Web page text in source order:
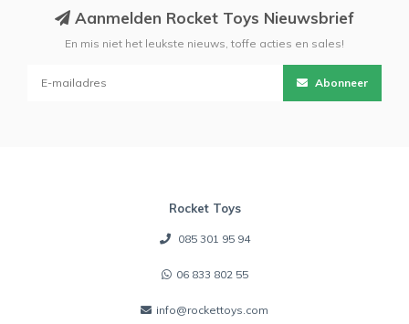
Aanmelden Rocket Toys Nieuwsbrief
En mis niet het leukste nieuws, toffe acties en sales!
Abonneer
Rocket Toys
085 301 95 94
06 833 802 55
info@rockettoys.com